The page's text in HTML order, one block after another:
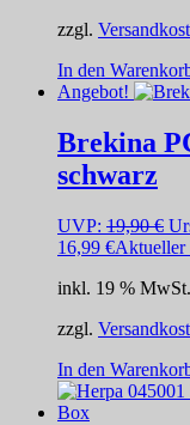
zzgl.
In den
Angebot!
Brekina
schwarz
UVP: 19,90€
16,99 €Aktueller
inkl. 19 % MwSt.
zzgl.
In den